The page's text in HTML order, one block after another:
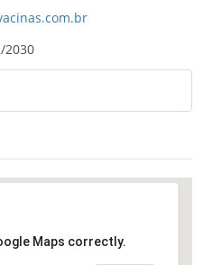
2030
Maps correctly.